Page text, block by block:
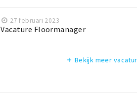
27 februari 2023
Vacature Floormanager
add Bekijk meer